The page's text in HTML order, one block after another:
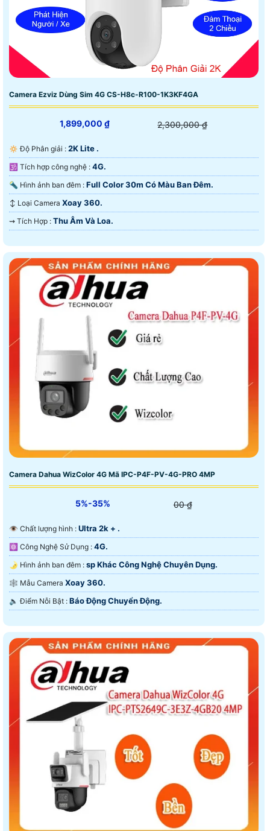
Camera Ezviz Dùng Sim 4G CS-H8c-R100-1K3KF4GA
1,899,000 ₫ 2,300,000 ₫
🔅 Độ Phân giải : 2K Lite .
🕉️ Tích hợp công nghệ : 4G.
🔦 Hình ảnh ban đêm : Full Color 30m Có Màu Ban Ðêm.
↕️ Loại Camera Xoay 360.
️⇝ Tích Hợp : Thu Âm Và Loa.
Camera Dahua WizColor 4G Mã IPC-P4F-PV-4G-PRO 4MP
5%-35% 00 ₫
👁 Chất lượng hình : Ultra 2k + .
⚛️ Công Nghệ Sử Dụng : 4G.
🌛 Hình ảnh ban đêm : sp Khác Công Nghệ Chuyên Dụng.
🕸️ Mẫu Camera Xoay 360.
️🔈 Điểm Nỗi Bật : Báo Động Chuyển Động.